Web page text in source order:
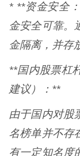
* **资金安全
金安全可靠。
金隔离，并存
**国内股票杠
建议）：**
由于国内对股
名榜单并不存
有一定知名度